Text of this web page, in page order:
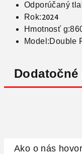
Odporúčaný
Rok:2024
Hmotnosť g:
Model:Double
Dodatočné